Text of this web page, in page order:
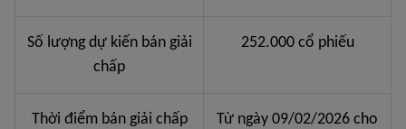
Số lượng dự kiến bán giải
chấp
252.000 cổ phiếu
Thời điểm bán giải chấp
Từ ngày 09/02/2026 cho